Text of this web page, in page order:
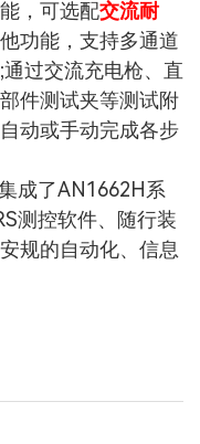
，可选配交流耐
功能，支持多通道
过交流充电枪、直
件测试夹等测试附
动或手动完成各步
成了AN1662H系
测控软件、随行装
规的自动化、信息